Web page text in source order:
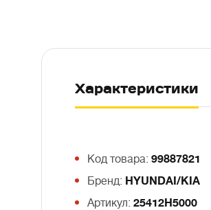
Характеристики
Код товара: 99887821
Бренд: HYUNDAI/KIA
Артикул: 25412H5000